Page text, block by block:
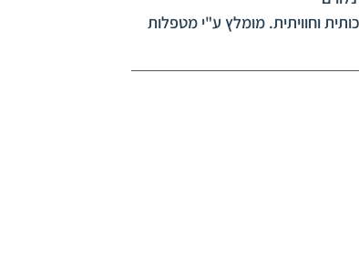
וחוויתית. מומלץ ע"י מטפלות